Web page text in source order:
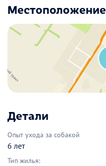
Местоположение
Детали
Опыт ухода за собакой
6 лет
Тип жилья: